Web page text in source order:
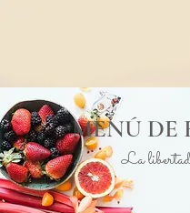
MENÚ DE
La libertad